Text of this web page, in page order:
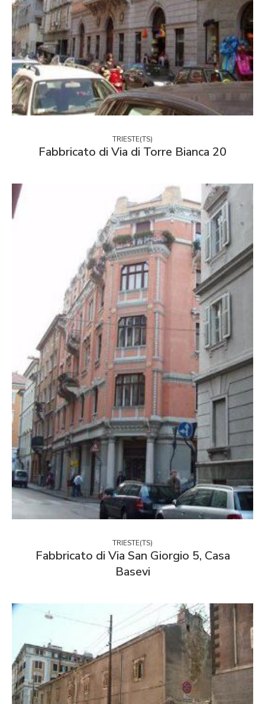
TRIESTE(TS)
Fabbricato di Via di Torre Bianca 20
TRIESTE(TS)
Fabbricato di Via San Giorgio 5, Casa
Basevi